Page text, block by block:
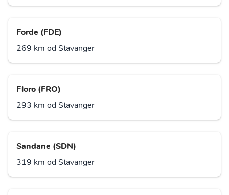
Forde (FDE)
269 km od Stavanger
Floro (FRO)
293 km od Stavanger
Sandane (SDN)
319 km od Stavanger